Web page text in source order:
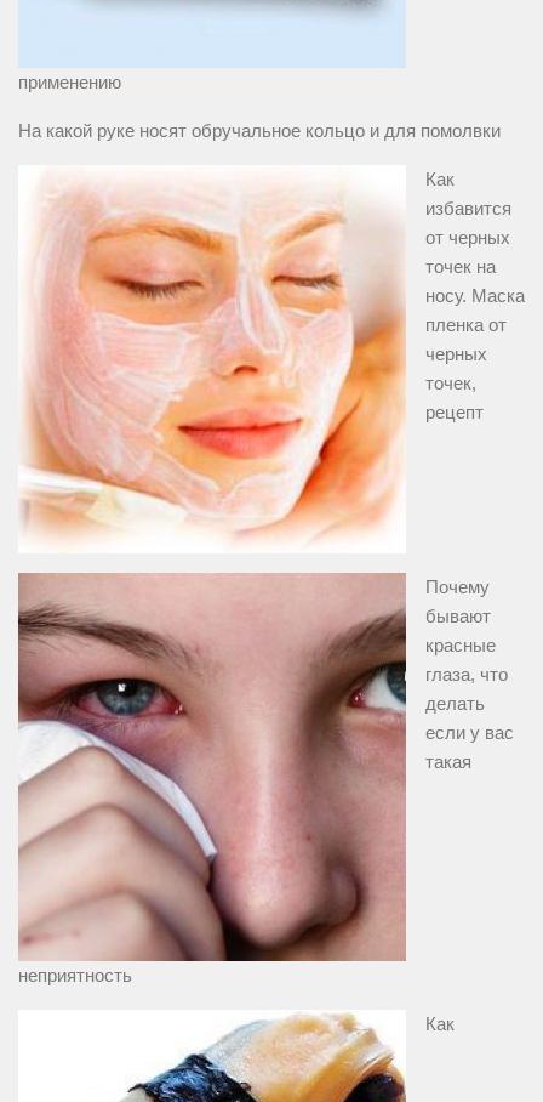
применению
На какой руке носят обручальное кольцо и для помолвки
Как
избавится
от черных
точек на
носу. Маска
пленка от
черных
точек,
рецепт
Почему
бывают
красные
глаза, что
делать
если у вас
такая
неприятность
Как